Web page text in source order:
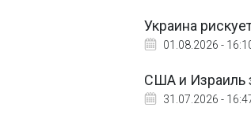
Украина
01.08.2026 -
США и Израиль
31.07.2026 -